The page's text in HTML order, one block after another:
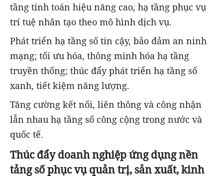
tầng tính toán hiệu năng cao, hạ tầng phục vụ
trí tuệ nhân tạo theo mô hình dịch vụ.
Phát triển hạ tầng số tin cậy, bảo đảm an ninh
mạng; tối ưu hóa, thông minh hóa hạ tầng
truyền thống; thúc đẩy phát triển hạ tầng số
xanh, tiết kiệm năng lượng.
Tăng cường kết nối, liên thông và công nhận
lẫn nhau hạ tầng số công cộng trong nước và
quốc tế.
Thúc đẩy doanh nghiệp ứng dụng nền
tảng số phục vụ quản trị, sản xuất, kinh